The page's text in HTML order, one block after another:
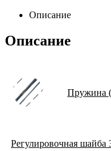
Описание
Описание
Пружина
Регулировочная шайба